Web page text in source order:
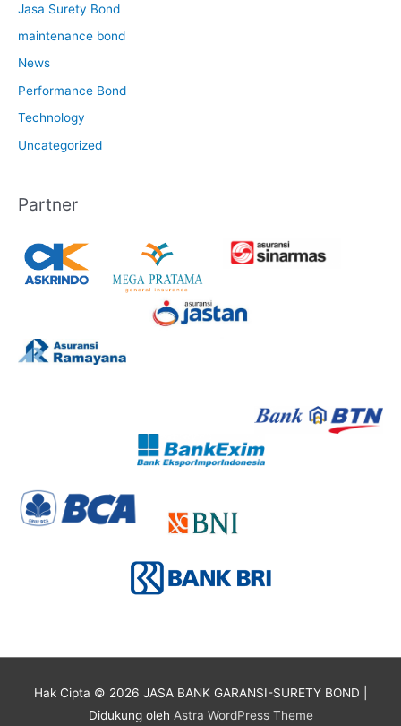
Jasa Surety Bond
maintenance bond
News
Performance Bond
Technology
Uncategorized
Partner
Hak Cipta © 2026 JASA BANK GARANSI-SURETY BOND
Didukung oleh Astra WordPress Theme